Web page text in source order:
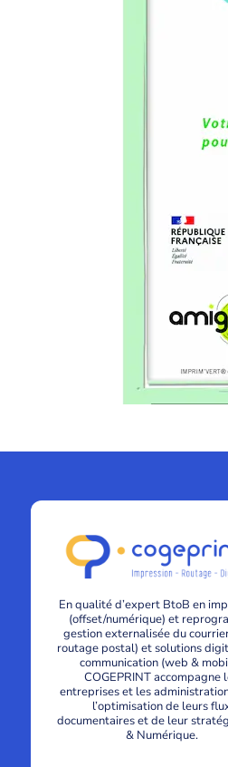
En qualité d’expert BtoB en
(offset/numérique) et
gestion externalisée du
routage postal) et solutions
communication (web &
COGEPRINT accompagne
entreprises et les
l’optimisation de leurs
documentaires et de leur
& Numérique.